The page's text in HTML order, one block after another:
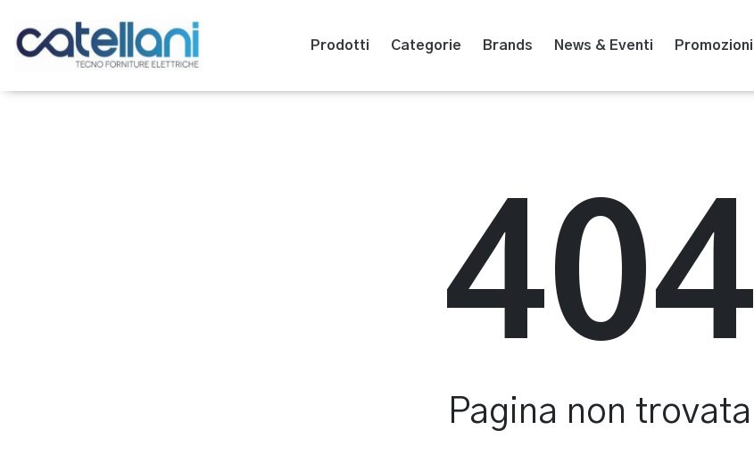
Prodotti Categorie Brands News & Eventi Promozioni
404
Pagina non trovata